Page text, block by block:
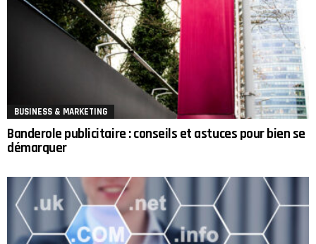
BUSINESS & MARKETING
Banderole publicitaire : conseils et astuces pour bien se
démarquer